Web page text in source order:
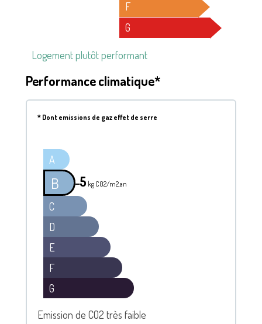
F
G
Logement plutôt performant
Performance climatique*
*Dont emissions de gaz effet de serre
A
B ━5 kg C02/m2.an
C
D
E
F
G
Emission de CO2 très faible